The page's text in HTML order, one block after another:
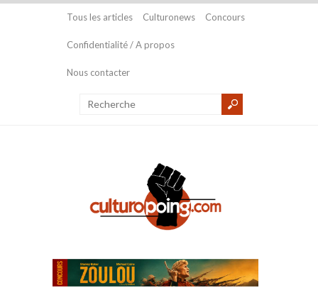
Tous les articles Culturonews Concours
Confidentialité / A propos
Nous contacter